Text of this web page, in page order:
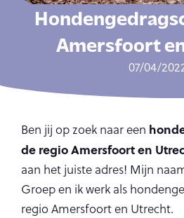
Amersfoort
07/04/
Ben jij op zoek naar een
de regio Amersfoort en
aan het juiste adres! Mijn
Groep en ik werk als
regio Amersfoort en Utrecht.